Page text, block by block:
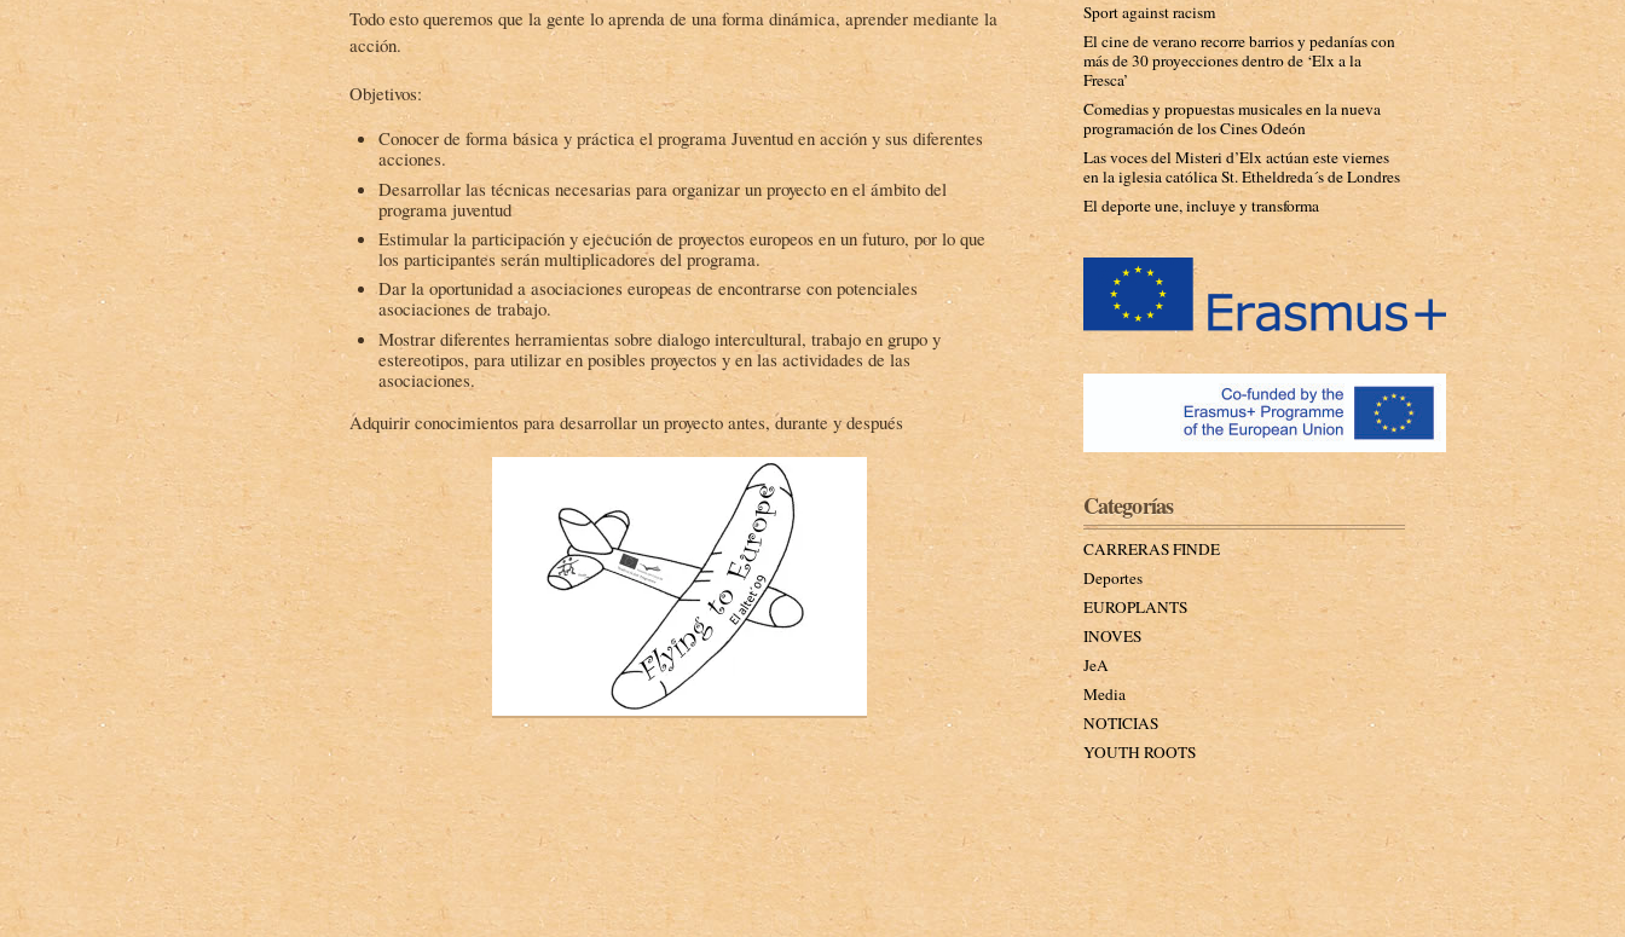
Todo esto queremos que la gente lo aprenda de una forma dinámica, aprender mediante la
acción.
Objetivos:
Conocer de forma básica y práctica el programa Juventud en acción y sus diferentes
acciones.
Desarrollar las técnicas necesarias para organizar un proyecto en el ámbito del
programa juventud
Estimular la participación y ejecución de proyectos europeos en un futuro, por lo que
los participantes serán multiplicadores del programa.
Dar la oportunidad a asociaciones europeas de encontrarse con potenciales
asociaciones de trabajo.
Mostrar diferentes herramientas sobre dialogo intercultural, trabajo en grupo y
estereotipos, para utilizar en posibles proyectos y en las actividades de las
asociaciones.
Adquirir conocimientos para desarrollar un proyecto antes, durante y después
Sport against racism
El cine de verano recorre barrios y pedanías con
más de 30 proyecciones dentro de ‘Elx a la
Fresca’
Comedias y propuestas musicales en la nueva
programación de los Cines Odeón
Las voces del Misteri d’Elx actúan este viernes
en la iglesia católica St. Etheldreda´s de Londres
El deporte une, incluye y transforma
Categorías
CARRERAS FINDE
Deportes
EUROPLANTS
INOVES
JeA
Media
NOTICIAS
YOUTH ROOTS